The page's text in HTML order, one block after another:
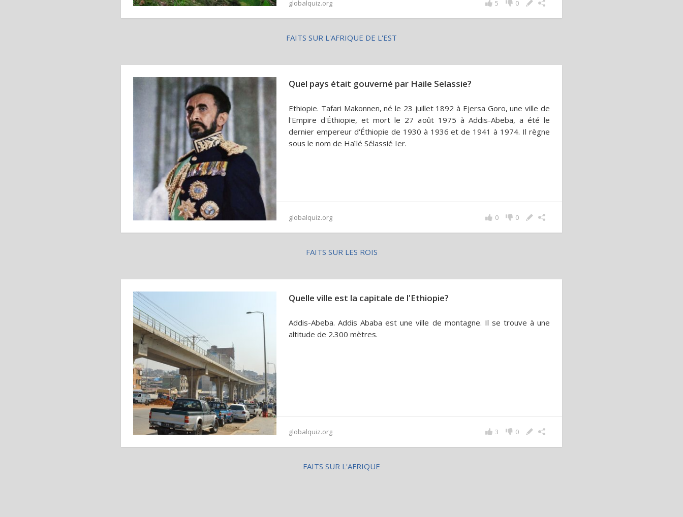
globalquiz.org 0
5
FAITS SUR L'AFRIQUE DE L'EST
Quel pays était gouverné par Haile Selassie?
Ethiopie. Tafari Makonnen, né le 23 juillet 1892 à Ejersa Goro, une ville de
l'Empire d'Éthiopie, et mort le 27 août 1975 à Addis-Abeba, a été le
dernier empereur d'Éthiopie de 1930 à 1936 et de 1941 à 1974. Il règne
sous le nom de Haïlé Sélassié Ier.
globalquiz.org 0
0
FAITS SUR LES ROIS
Quelle ville est la capitale de l'Ethiopie?
Addis-Abeba. Addis Ababa est une ville de montagne. Il se trouve à une
altitude de 2.300 mètres.
globalquiz.org 0
3
FAITS SUR L'AFRIQUE